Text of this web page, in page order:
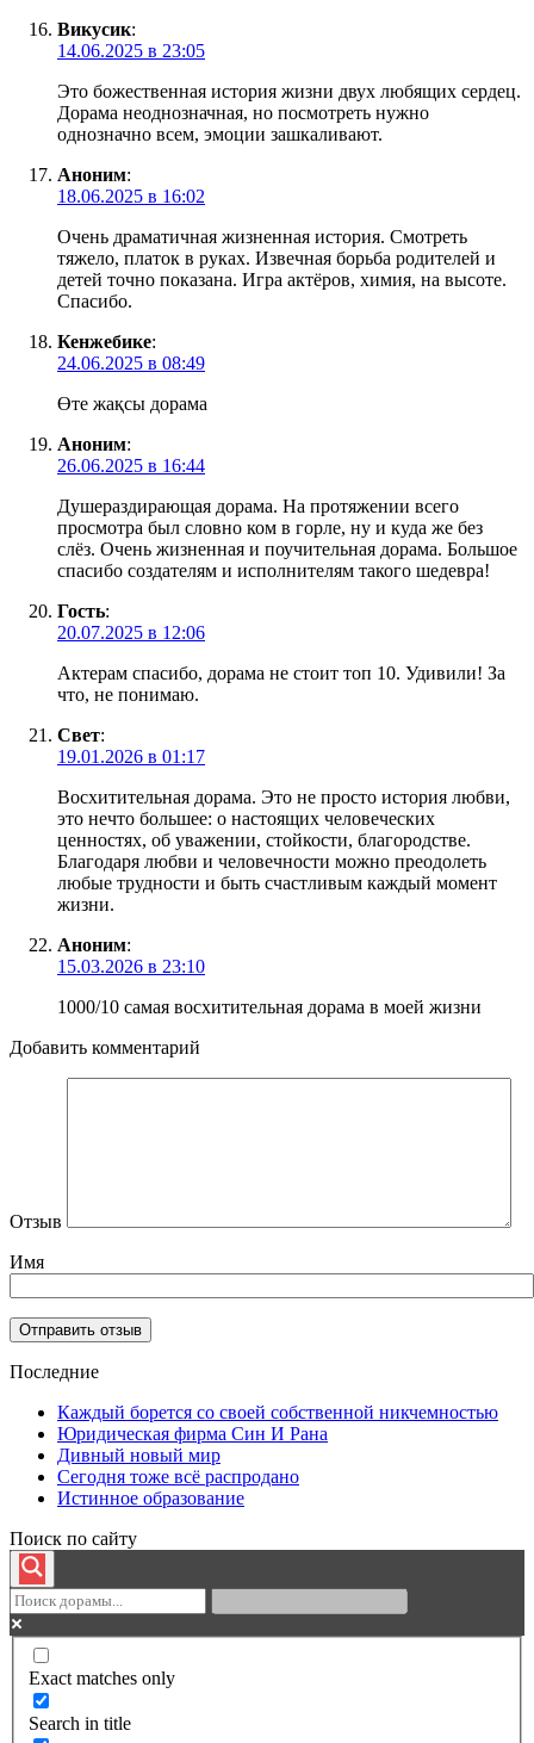
Викусик:
14.06.2025 в 23:05
Это божественная история жизни двух любящих сердец.
Дорама неоднозначная, но посмотреть нужно
однозначно всем, эмоции зашкаливают.
Аноним:
18.06.2025 в 16:02
Очень драматичная жизненная история. Смотреть
тяжело, платок в руках. Извечная борьба родителей и
детей точно показана. Игра актёров, химия, на высоте.
Спасибо.
Кенжебике:
24.06.2025 в 08:49
Өте жақсы дорама
Аноним:
26.06.2025 в 16:44
Душераздирающая дорама. На протяжении всего
просмотра был словно ком в горле, ну и куда же без
слёз. Очень жизненная и поучительная дорама. Большое
спасибо создателям и исполнителям такого шедевра!
Гость:
20.07.2025 в 12:06
Актерам спасибо, дорама не стоит топ 10. Удивили! За
что, не понимаю.
Свет:
19.01.2026 в 01:17
Восхитительная дорама. Это не просто история любви,
это нечто большее: о настоящих человеческих
ценностях, об уважении, стойкости, благородстве.
Благодаря любви и человечности можно преодолеть
любые трудности и быть счастливым каждый момент
жизни.
Аноним:
15.03.2026 в 23:10
1000/10 самая восхитительная дорама в моей жизни
Добавить комментарий
Отзыв
Имя
Последние
Каждый борется со своей собственной никчемностью
Юридическая фирма Син И Рана
Дивный новый мир
Сегодня тоже всё распродано
Истинное образование
Поиск по сайту
Exact matches only
Search in title